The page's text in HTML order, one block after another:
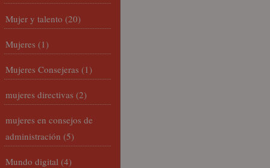
Mujer y talento (20)
Mujeres (1)
Mujeres Consejeras (1)
mujeres directivas (2)
mujeres en consejos de
administración (5)
Mundo digital (4)